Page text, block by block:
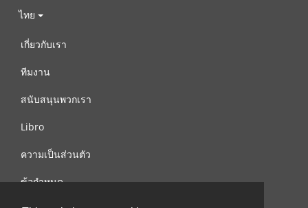
ไทย
เกี่ยวกับเรา
ทีมงาน
สนับสนุนพวกเรา
Libro
ความเป็นส่วนตัว
ข้อกำหนด